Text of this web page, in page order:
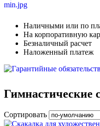
Наличными или по
На корпоративную
Безналичный расчет
Наложенный платеж
Гимнастические
Сортировать